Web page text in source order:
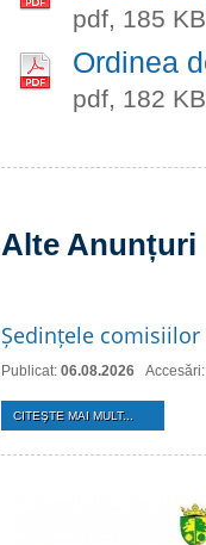
pdf, 185 KB
Ordinea
pdf, 182 KB
Alte Anunțuri
Ședințele
Publicat: 06.08.2026
CITEŞTE MAI MULT...